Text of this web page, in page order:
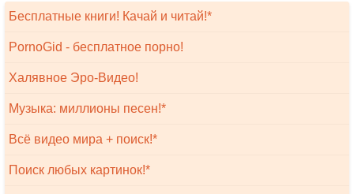
Бесплатные книги! Качай и читай!*
PornoGid - бесплатное порно!
Халявное Эро-Видео!
Музыка: миллионы песен!*
Всё видео мира + поиск!*
Поиск любых картинок!*